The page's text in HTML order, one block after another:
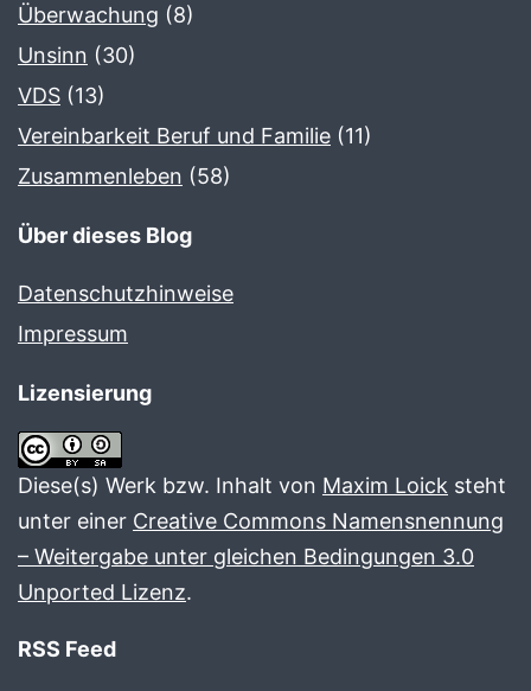
Überwachung (8)
Unsinn (30)
VDS (13)
Vereinbarkeit Beruf und Familie (11)
Zusammenleben (58)
Über dieses Blog
Datenschutzhinweise
Impressum
Lizensierung
Diese(s) Werk bzw. Inhalt von Maxim Loick steht
unter einer Creative Commons Namensnennung
– Weitergabe unter gleichen Bedingungen 3.0
Unported Lizenz.
RSS Feed